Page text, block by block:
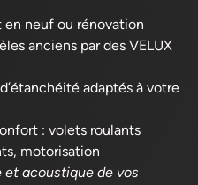
neuf ou rénovation
anciens par des VELUX
adaptés à votre
: volets roulants
motorisation
acoustique de vos